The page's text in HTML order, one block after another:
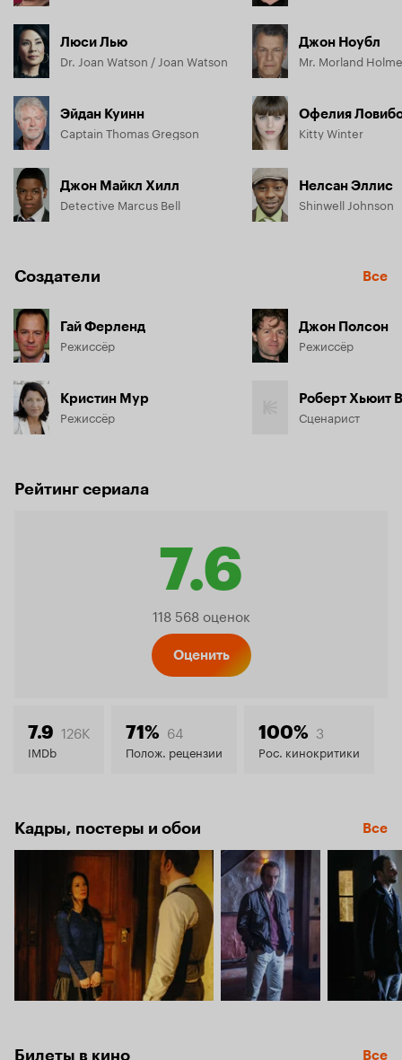
Люси Лью
Dr. Joan Watson / Joan Watson
Эйдан Куинн
Captain Thomas Gregson
Джон Майкл Хилл
Detective Marcus Bell
Джон Ноубл
Офелия
Kitty Winter
Нелсан Эллис
Shinwell Johnson
Создатели Все
Гай Ферленд
Режиссёр
Кристин Мур
Режиссёр
Джон Полсон
Режиссёр
Роберт Хьюит
Сценарист
Рейтинг сериала
7.6
Рейтинг
7.6
118 568 оценок
Оценить
7.9 126K
IMDb
71% 64
Полож. рецензии
100% 3
Рос. кинокритики
Кадры, постеры и обои Все
Билеты в кино Все